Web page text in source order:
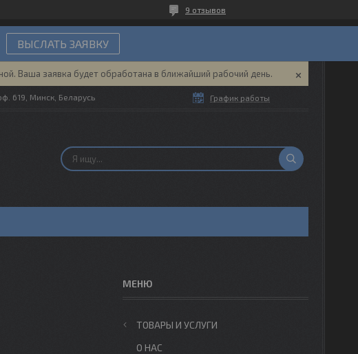
9 отзывов
ВЫСЛАТЬ ЗАЯВКУ
Ваша заявка будет обработана в ближайший рабочий день.
619, Минск, Беларусь График работы
ТОВАРЫ И УСЛУГИ
О НАС